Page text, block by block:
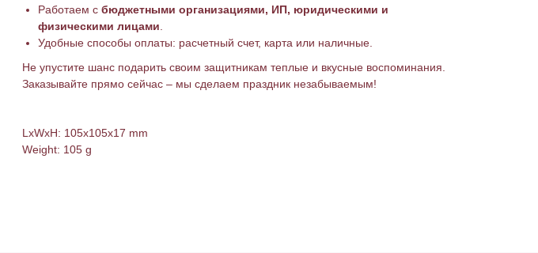
Работаем с бюджетными организациями, ИП, юридическими и
физическими лицами
Удобные способы оплаты: расчетный счет, карта или наличные.
Не упустите шанс подарить своим защитникам теплые и вкусные воспоминания.
Заказывайте прямо сейчас – мы сделаем праздник незабываемым!
LxWxH: 105x105x17 mm
Weight: 105 g